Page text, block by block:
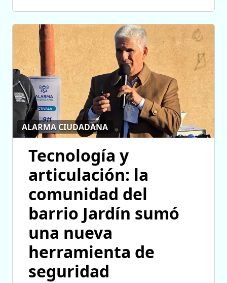
ALARMA CIUDADANA
Tecnología y
articulación: la
comunidad del
barrio Jardín sumó
una nueva
herramienta de
seguridad